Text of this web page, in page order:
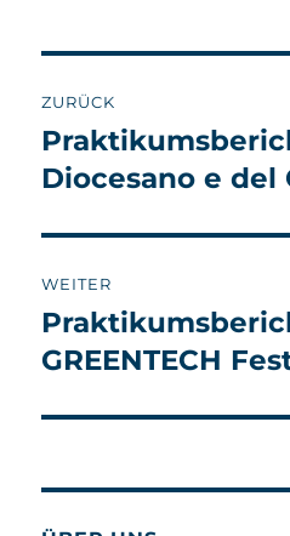
ZURÜCK
Vorheriger
Beitrag:
Diocesano e del
WEITER
Nächster
Beitrag:
GREENTECH